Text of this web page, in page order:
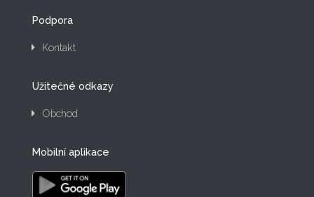
Podpora
Kontakt
Užitečné odkazy
Obchod
Mobilní aplikace